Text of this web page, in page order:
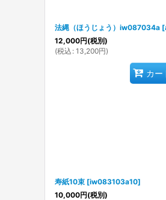
法縄（ほうじょう）iw087034a [
12,000円(税別)
(税込 : 13,200円)
カー
寿紙10束 [iw083103a10]
10,000円(税別)